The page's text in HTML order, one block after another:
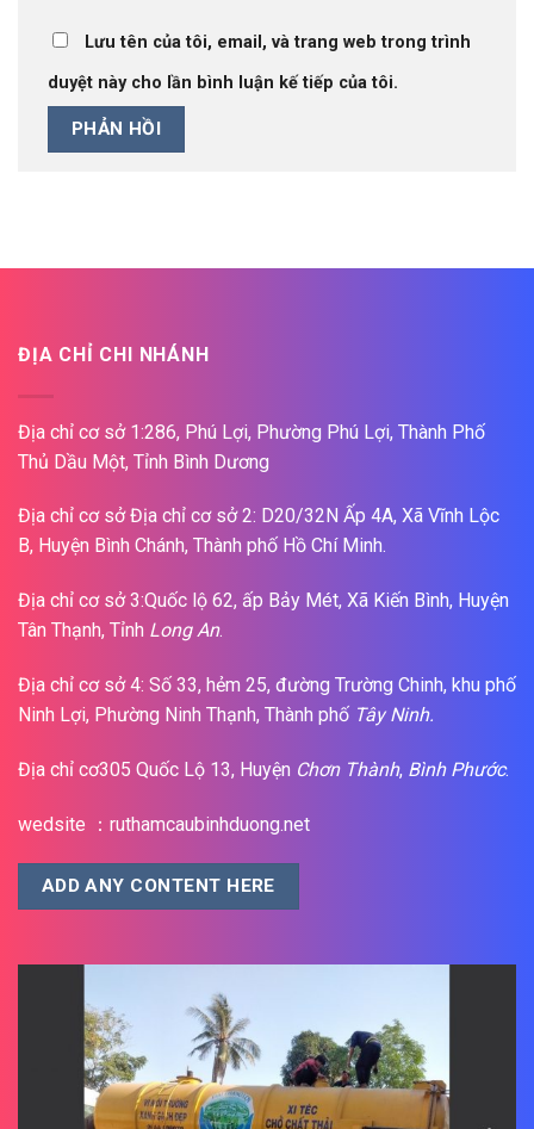
Lưu tên của tôi, email, và trang web trong trình
duyệt này cho lần bình luận kế tiếp của tôi.
ĐỊA CHỈ CHI NHÁNH
Địa chỉ cơ sở 1:286, Phú Lợi, Phường Phú Lợi, Thành Phố
Thủ Dầu Một, Tỉnh Bình Dương
Địa chỉ cơ sở Địa chỉ cơ sở 2: D20/32N Ấp 4A, Xã Vĩnh Lộc
B, Huyện Bình Chánh, Thành phố Hồ Chí Minh.
Địa chỉ cơ sở 3:Quốc lộ 62, ấp Bảy Mét, Xã Kiến Bình, Huyện
Tân Thạnh, Tỉnh Long An.
Địa chỉ cơ sở 4: Số 33, hẻm 25, đường Trường Chinh, khu phố
Ninh Lợi, Phường Ninh Thạnh, Thành phố Tây Ninh.
Địa chỉ cơ305 Quốc Lộ 13, Huyện Chơn Thành, Bình Phước.
wedsite ：ruthamcaubinhduong.net
ADD ANY CONTENT HERE